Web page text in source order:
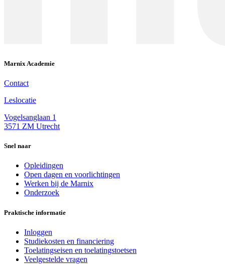
Marnix Academie
Contact
Leslocatie
Vogelsanglaan 1
3571 ZM Utrecht
Snel naar
Opleidingen
Open dagen en voorlichtingen
Werken bij de Marnix
Onderzoek
Praktische informatie
Inloggen
Studiekosten en financiering
Toelatingseisen en toelatingstoetsen
Veelgestelde vragen